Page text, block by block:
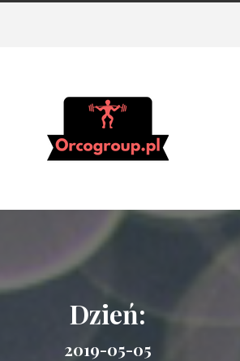
Orco Group –
Portal o białku i
siłownię
Dzień:
2019-05-05